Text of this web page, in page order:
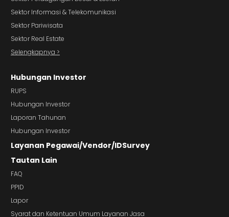
Sektor Informasi & Telekomunikasi
Sektor Pariwisata
Sektor Real Estate
Selengkapnya >
Hubungan Investor
RUPS
Hubungan Investor
Laporan Tahunan
Hubungan Investor
Layanan Pegawai/Vendor/IDSurvey
Tautan Lain
FAQ
PPID
Lapor
Syarat dan Ketentuan Umum Layanan Jasa